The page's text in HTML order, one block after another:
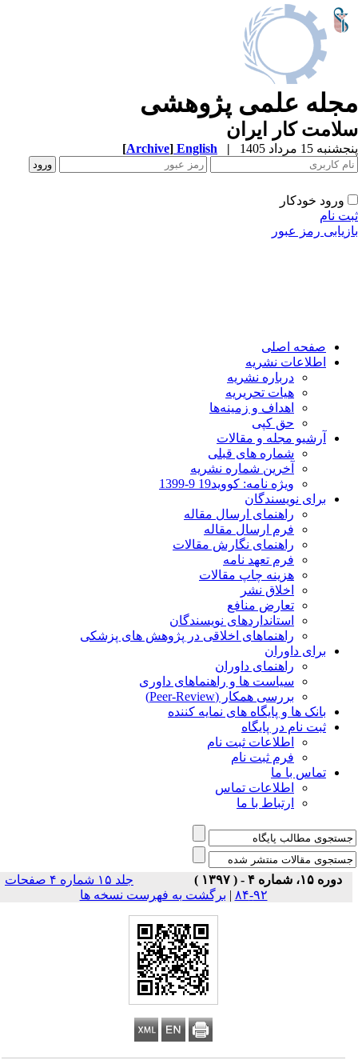
علمی پژوهشی
کار ایران
15 مرداد 1405 |
English
[Archive]
ورود خودکار
نام
رمز عبور
صفحه اصلی
اطلاعات نشریه
درباره نشریه
هیات تحریریه
اهداف و زمینه‌ها
حق کپی
آرشیو مجله و مقالات
شماره های قبلی
آخرین شماره نشریه
ویژه نامه: کووید19 9-1399
برای نویسندگان
راهنمای ارسال مقاله
فرم ارسال مقاله
راهنمای نگارش مقالات
فرم تعهد نامه
هزینه چاپ مقالات
اخلاق نشر
تعارض منافع
استانداردهای نویسندگان
راهنماهای اخلاقی در پژوهش های پزشکی
برای داوران
راهنمای داوران
سیاست ها و راهنماهای داوری
بررسی همکار (Peer-Review)
بانک ها و پایگاه های نمایه کننده
ثبت نام در پایگاه
اطلاعات ثبت نام
فرم ثبت نام
تماس با ما
اطلاعات تماس
ارتباط با ما
دوره ۱۵، شماره ۴ - ( ۱۳۹۷ )
جلد ۱۵ شماره ۴ صفحات
۹۲-۸۴
| برگشت به فهرست نسخه ها